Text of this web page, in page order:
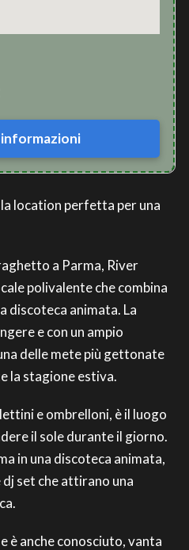
location perfetta per una
a Parma, River
polivalente che combina
discoteca animata. La
e con un ampio
delle mete più gettonate
la stagione estiva.
e ombrelloni, è il luogo
il sole durante il giorno.
in una discoteca animata,
set che attirano una
è anche conosciuto, vanta